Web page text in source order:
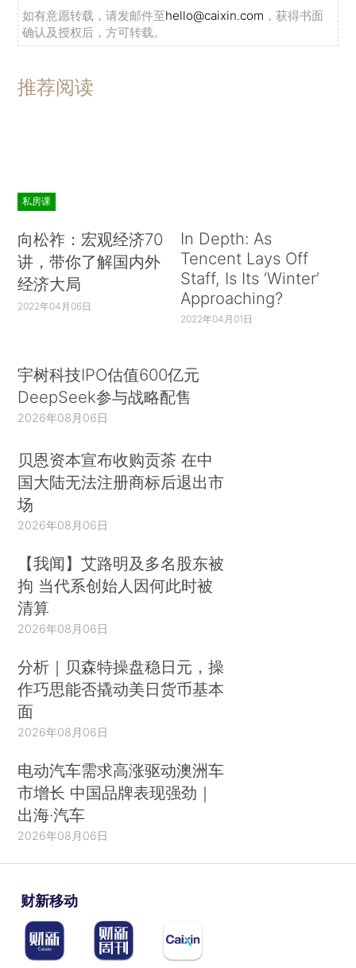
如有意愿转载，请发邮件至hello@caixin.com ，获得书面
确认及授权后，方可转载。
推荐阅读
私房课
向松祚：宏观经济70
讲，带你了解国内外
经济大局
2022年04月06日
In Depth: As
Tencent Lays Off
Staff, Is Its ‘Winter’
Approaching?
2022年04月01日
宇树科技IPO估值600亿元
DeepSeek参与战略配售
2026年08月06日
贝恩资本宣布收购贡茶 在中
国大陆无法注册商标后退出市
场
2026年08月06日
【我闻】艾路明及多名股东被
拘 当代系创始人因何此时被
清算
2026年08月06日
分析｜贝森特操盘稳日元，操
作巧思能否撬动美日货币基本
面
2026年08月06日
电动汽车需求高涨驱动澳洲车
市增长 中国品牌表现强劲｜
出海·汽车
2026年08月06日
财新移动